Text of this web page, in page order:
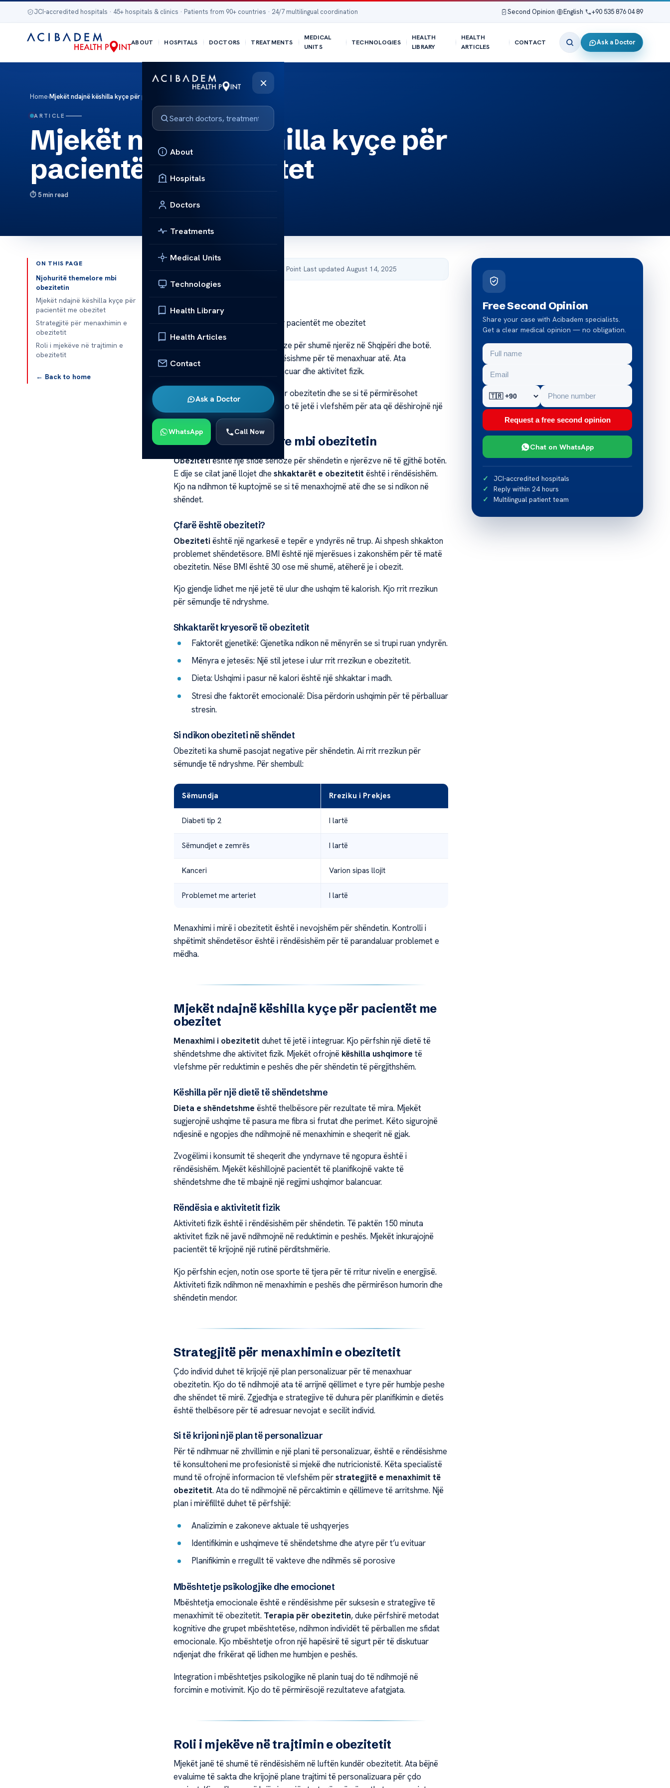
JCI-accredited hospitals · 45+ hospitals & clinics · Patients from 90+ countries · 24/7 multilingual coordination Second Opinion English +90 535 876 04 89
ABOUT HOSPITALS DOCTORS TREATMENTS
MEDICAL
UNITS
TECHNOLOGIES
HEALTH
LIBRARY
HEALTH
ARTICLES
CONTACT Ask a Doctor
×
About
Hospitals
Doctors
Treatments
Medical Units
Technologies
Health Library
Health Articles
Contact
Ask a Doctor
WhatsApp Call Now
Home›Mjekët ndajnë këshilla kyçe për pacientët me obezitet
ARTICLE
Mjekët ndajnë këshilla kyçe për
pacientët me obezitet
5 min read
ON THIS PAGE
Njohuritë themelore mbi
obezitetin
Mjekët ndajnë këshilla kyçe për
pacientët me obezitet
Strategjitë për menaxhimin e
obezitetit
Roli i mjekëve në trajtimin e
obezitetit
← Back to home
Published by Acibadem Health Point·Last updated August 14, 2025
Mjekët ndajnë këshilla kyçe për pacientët me obezitet
është një sfidë serioze për shumë njerëz në Shqipëri dhe botë.
Mjekët ofrojnë këshilla të rëndësishme për të menaxhuar atë. Ata
përqëndrohen në diete të balancuar dhe aktivitet fizik.
Në këtë artikull, do të flasim për obezitetin dhe se si të përmirësohet
shëndeti. Informacioni i dhënë do të jetë i vlefshëm për ata që dëshirojnë një
jetë më të shëndetshme.
Njohuritë themelore mbi obezitetin
Obezitetiështë një sfidë serioze për shëndetin e njerëzve në të gjithë botën.
E dije se cilat janë llojet dhe shkaktarët e obezitetit është i rëndësishëm.
Kjo na ndihmon të kuptojmë se si të menaxhojmë atë dhe se si ndikon në
shëndet.
Çfarë është obeziteti?
Obeziteti është një ngarkesë e tepër e yndyrës në trup. Ai shpesh shkakton
problemet shëndetësore. BMI është një mjerësues i zakonshëm për të matë
obezitetin. Nëse BMI është 30 ose më shumë, atëherë je i obezit.
Kjo gjendje lidhet me një jetë të ulur dhe ushqim të kalorish. Kjo rrit rrezikun
për sëmundje të ndryshme.
Shkaktarët kryesorë të obezitetit
Faktorët gjenetikë: Gjenetika ndikon në mënyrën se si trupi ruan yndyrën.
Mënyra e jetesës: Një stil jetese i ulur rrit rrezikun e obezitetit.
Dieta: Ushqimi i pasur në kalori është një shkaktar i madh.
Stresi dhe faktorët emocionalë: Disa përdorin ushqimin për të përballuar
stresin.
Si ndikon obeziteti në shëndet
Obeziteti ka shumë pasojat negative për shëndetin. Ai rrit rrezikun për
sëmundje të ndryshme. Për shembull:
Sëmundja Rreziku i Prekjes
Diabeti tip 2 I lartë
Sëmundjet e zemrës I lartë
Kanceri Varion sipas llojit
Problemet me arteriet I lartë
Menaxhimi i mirë i obezitetit është i nevojshëm për shëndetin. Kontrolli i
shpëtimit shëndetësor është i rëndësishëm për të parandaluar problemet e
mëdha.
Mjekët ndajnë këshilla kyçe për pacientët me
obezitet
Menaxhimi i obezitetit duhet të jetë i integruar. Kjo përfshin një dietë të
shëndetshme dhe aktivitet fizik. Mjekët ofrojnë këshilla ushqimore të
vlefshme për reduktimin e peshës dhe për shëndetin të përgjithshëm.
Këshilla për një dietë të shëndetshme
Dieta e shëndetshme është thelbësore për rezultate të mira. Mjekët
sugjerojnë ushqime të pasura me fibra si frutat dhe perimet. Këto sigurojnë
ndjesinë e ngopjes dhe ndihmojnë në menaxhimin e sheqerit në gjak.
Zvogëlimi i konsumit të sheqerit dhe yndyrnave të ngopura është i
rëndësishëm. Mjekët këshillojnë pacientët të planifikojnë vakte të
shëndetshme dhe të mbajnë një regjimi ushqimor balancuar.
Rëndësia e aktivitetit fizik
Aktiviteti fizik është i rëndësishëm për shëndetin. Të paktën 150 minuta
aktivitet fizik në javë ndihmojnë në reduktimin e peshës. Mjekët inkurajojnë
pacientët të krijojnë një rutinë përditshmërie.
Kjo përfshin ecjen, notin ose sporte të tjera për të rritur nivelin e energjisë.
Aktiviteti fizik ndihmon në menaxhimin e peshës dhe përmirëson humorin dhe
shëndetin mendor.
Strategjitë për menaxhimin e obezitetit
Çdo individ duhet të krijojë një plan personalizuar për të menaxhuar
obezitetin. Kjo do të ndihmojë ata të arrijnë qëllimet e tyre për humbje peshe
dhe shëndet të mirë. Zgjedhja e strategjive të duhura për planifikimin e dietës
është thelbësore për të adresuar nevojat e secilit individ.
Si të krijoni një plan të personalizuar
Për të ndihmuar në zhvillimin e një plani të personalizuar, është e rëndësishme
të konsultoheni me profesionistë si mjekë dhe nutricionistë. Këta specialistë
mund të ofrojnë informacion të vlefshëm përstrategjitë e menaxhimit të
obezitetit. Ata do të ndihmojnë në përcaktimin e qëllimeve të arritshme. Një
plan i mirëfilltë duhet të përfshijë:
Analizimin e zakoneve aktuale të ushqyerjes
Identifikimin e ushqimeve të shëndetshme dhe atyre për t’u evituar
Planifikimin e rregullt të vakteve dhe ndihmës së porosive
Mbështetje psikologjike dhe emocionet
Mbështetja emocionale është e rëndësishme për suksesin e strategjive të
menaxhimit të obezitetit. Terapia për obezitetin, duke përfshirë metodat
kognitive dhe grupet mbështetëse, ndihmon individët të përballen me sfidat
emocionale. Kjo mbështetje ofron një hapësirë të sigurt për të diskutuar
ndjenjat dhe frikërat që lidhen me humbjen e peshës.
Integration i mbështetjes psikologjike në planin tuaj do të ndihmojë në
forcimin e motivimit. Kjo do të përmirësojë rezultateve afatgjata.
Roli i mjekëve në trajtimin e obezitetit
Mjekët janë të shumë të rëndësishëm në luftën kundër obezitetit. Ata bëjnë
evaluime të sakta dhe krijojnë plane trajtimi të personalizuara për çdo
Free Second Opinion
Share your case with Acibadem specialists.
Get a clear medical opinion — no obligation.
Request a free second opinion
Chat on WhatsApp
JCI-accredited hospitals
Reply within 24 hours
Multilingual patient team